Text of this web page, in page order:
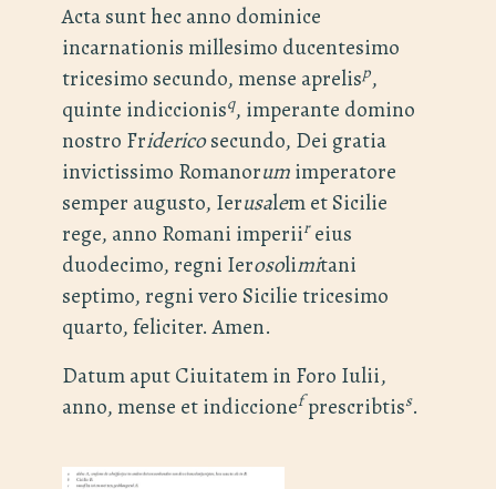
Acta sunt hec anno dominice
incarnationis millesimo ducentesimo
tricesimo secundo, mense aprelisp,
quinte indiccionisq, imperante domino
nostro Fridericosecundo, Dei gratia
invictissimo Romanorumimperatore
semper augusto, Ierusalem et Sicilie
rege, anno Romani imperiireius
duodecimo, regni Ierosolimitani
septimo, regni vero Sicilie tricesimo
quarto, feliciter. Amen.
Datum aput Ciuitatem in Foro Iulii,
anno, mense et indiccionefprescribtiss.